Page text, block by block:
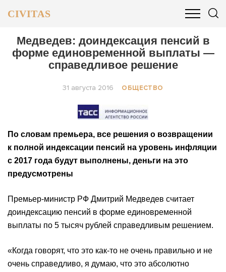
CIVITAS
ОБЩЕСТВО БИЗНЕС И ФИНАНСЫ
Медведев: доиндексация пенсий в
форме единовременной выплаты —
справедливое решение
31 августа 2016 ОБЩЕСТВО
По словам премьера, все решения о возвращении
к полной индексации пенсий на уровень инфляции
с 2017 года будут выполнены, деньги на это
предусмотрены
Премьер-министр РФ Дмитрий Медведев считает
доиндексацию пенсий в форме единовременной
выплаты по 5 тысяч рублей справедливым решением.
«Когда говорят, что это как-то не очень правильно и не
очень справедливо, я думаю, что это абсолютно